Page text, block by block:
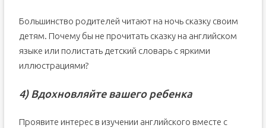
Большинство родителей читают на ночь сказку своим
детям. Почему бы не прочитать сказку на английском
языке или полистать детский словарь с яркими
иллюстрациями?
4) Вдохновляйте вашего ребенка
Проявите интерес в изучении английского вместе с